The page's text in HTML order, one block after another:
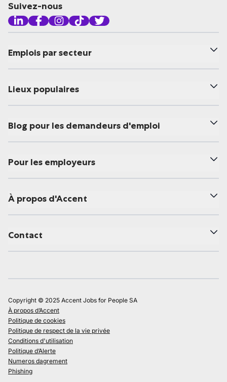
Suivez-nous
Emplois par secteur
Lieux populaires
Blog pour les demandeurs d'emploi
Pour les employeurs
À propos d'Accent
Contact
Copyright © 2025 Accent Jobs for People SA
À propos d’Accent
Politique de cookies
Politique de respect de la vie privée
Conditions d'utilisation
Politique d’Alerte
Numeros dagrement
Phishing